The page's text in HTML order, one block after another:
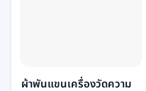
ผ้าพันแขนเครื่องวัดความ